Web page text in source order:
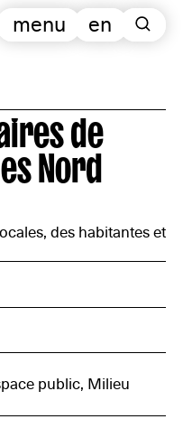
en
menu
de
Nord
des habitantes et
public, Milieu